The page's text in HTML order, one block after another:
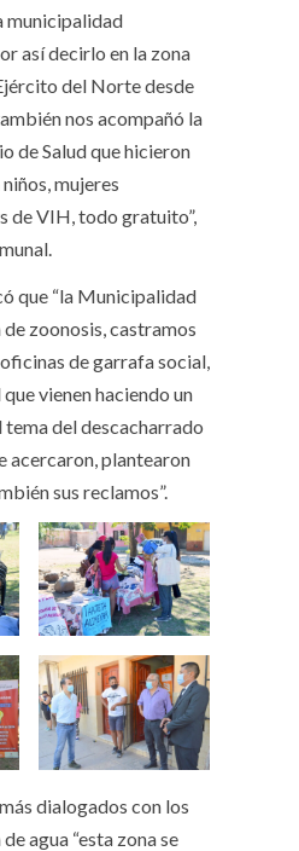
municipalidad
así decirlo en la zona
del Norte desde
nos acompañó la
de Salud que hicieron
mujeres
de VIH, todo gratuito”,
que “la Municipalidad
zoonosis, castramos
de garrafa social,
vienen haciendo un
del descacharrado
acercaron, plantearon
sus reclamos”.
dialogados con los
agua “esta zona se